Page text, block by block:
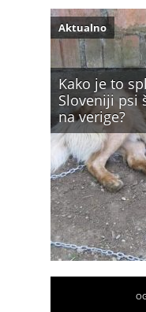
Kako je to
Sloveniji psi
na verige?
Aktualno